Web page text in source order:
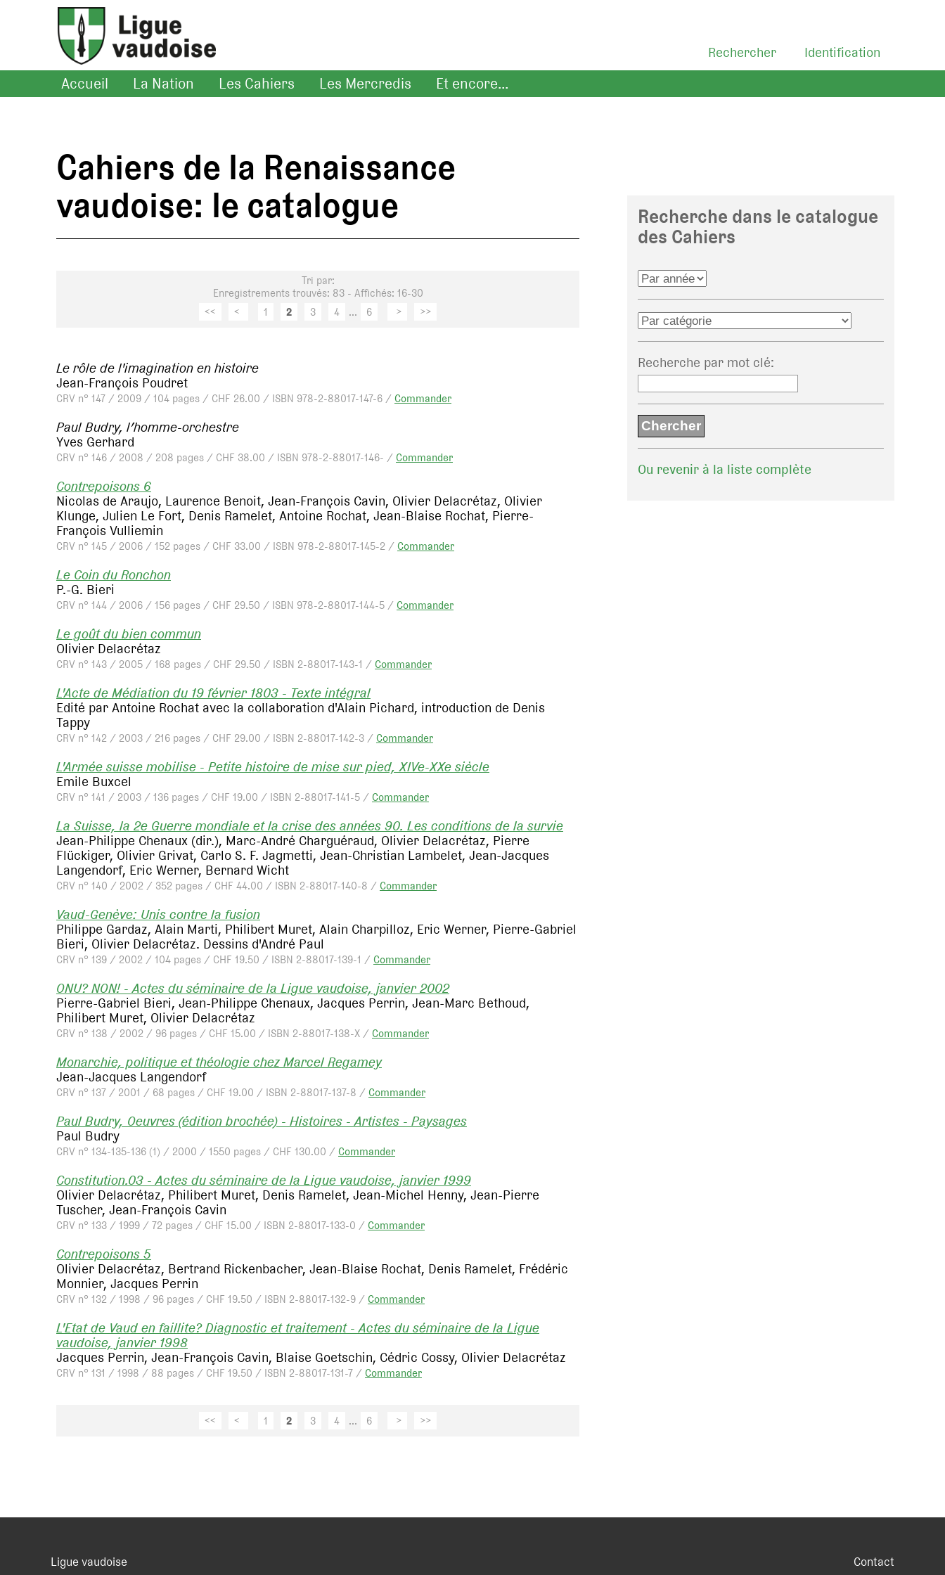
Identification
Rechercher
Accueil La Nation Les Cahiers Les Mercredis Et encore...
Cahiers de la Renaissance
vaudoise: le catalogue
Tri par:
Enregistrements trouvés: 83 - Affichés: 16-30
<<
< 1 2 3 4 ... 6 > >>
Le rôle de l'imagination en histoire
Jean-François Poudret
CRV n° 147 / 2009 / 104 pages / CHF 26.00 / ISBN 978-2-88017-147-6 /Commander
Paul Budry, l’homme-orchestre
Yves Gerhard
CRV n° 146 / 2008 / 208 pages / CHF 38.00 / ISBN 978-2-88017-146- /Commander
Contrepoisons 6
Nicolas de Araujo, Laurence Benoit, Jean-François Cavin, Olivier Delacrétaz, Olivier
Klunge, Julien Le Fort, Denis Ramelet, Antoine Rochat, Jean-Blaise Rochat, Pierre-
François Vulliemin
CRV n° 145 / 2006 / 152 pages / CHF 33.00 / ISBN 978-2-88017-145-2 /Commander
Le Coin du Ronchon
P.-G. Bieri
CRV n° 144 / 2006 / 156 pages / CHF 29.50 / ISBN 978-2-88017-144-5 /Commander
Le goût du bien commun
Olivier Delacrétaz
CRV n° 143 / 2005 / 168 pages / CHF 29.50 / ISBN 2-88017-143-1 /Commander
L'Acte de Médiation du 19 février 1803 - Texte intégral
Edité par Antoine Rochat avec la collaboration d'Alain Pichard, introduction de Denis
Tappy
CRV n° 142 / 2003 / 216 pages / CHF 29.00 / ISBN 2-88017-142-3 /Commander
L'Armée suisse mobilise - Petite histoire de mise sur pied, XIVe-XXe siècle
Emile Buxcel
CRV n° 141 / 2003 / 136 pages / CHF 19.00 / ISBN 2-88017-141-5 /Commander
La Suisse, la 2e Guerre mondiale et la crise des années 90. Les conditions de la survie
Jean-Philippe Chenaux (dir.), Marc-André Charguéraud, Olivier Delacrétaz, Pierre
Flückiger, Olivier Grivat, Carlo S. F. Jagmetti, Jean-Christian Lambelet, Jean-Jacques
Langendorf, Eric Werner, Bernard Wicht
CRV n° 140 / 2002 / 352 pages / CHF 44.00 / ISBN 2-88017-140-8 /Commander
Vaud-Genève: Unis contre la fusion
Philippe Gardaz, Alain Marti, Philibert Muret, Alain Charpilloz, Eric Werner, Pierre-Gabriel
Bieri, Olivier Delacrétaz. Dessins d'André Paul
CRV n° 139 / 2002 / 104 pages / CHF 19.50 / ISBN 2-88017-139-1 /Commander
ONU? NON! - Actes du séminaire de la Ligue vaudoise, janvier 2002
Pierre-Gabriel Bieri, Jean-Philippe Chenaux, Jacques Perrin, Jean-Marc Bethoud,
Philibert Muret, Olivier Delacrétaz
CRV n° 138 / 2002 / 96 pages / CHF 15.00 / ISBN 2-88017-138-X /Commander
Monarchie, politique et théologie chez Marcel Regamey
Jean-Jacques Langendorf
CRV n° 137 / 2001 / 68 pages / CHF 19.00 / ISBN 2-88017-137-8 /Commander
Paul Budry, Oeuvres (édition brochée) - Histoires - Artistes - Paysages
Paul Budry
CRV n° 134-135-136 (1) / 2000 / 1550 pages / CHF 130.00 /Commander
Constitution.03 - Actes du séminaire de la Ligue vaudoise, janvier 1999
Olivier Delacrétaz, Philibert Muret, Denis Ramelet, Jean-Michel Henny, Jean-Pierre
Tuscher, Jean-François Cavin
CRV n° 133 / 1999 / 72 pages / CHF 15.00 / ISBN 2-88017-133-0 /Commander
Contrepoisons 5
Olivier Delacrétaz, Bertrand Rickenbacher, Jean-Blaise Rochat, Denis Ramelet, Frédéric
Monnier, Jacques Perrin
CRV n° 132 / 1998 / 96 pages / CHF 19.50 / ISBN 2-88017-132-9 /Commander
L'Etat de Vaud en faillite? Diagnostic et traitement - Actes du séminaire de la Ligue
vaudoise, janvier 1998
Jacques Perrin, Jean-François Cavin, Blaise Goetschin, Cédric Cossy, Olivier Delacrétaz
CRV n° 131 / 1998 / 88 pages / CHF 19.50 / ISBN 2-88017-131-7 /Commander
<< < 1 2 3 4 ... 6 > >>
Recherche dans le catalogue
des Cahiers
Recherche par mot clé:
Ou revenir à la liste complète
Contact
Ligue vaudoise